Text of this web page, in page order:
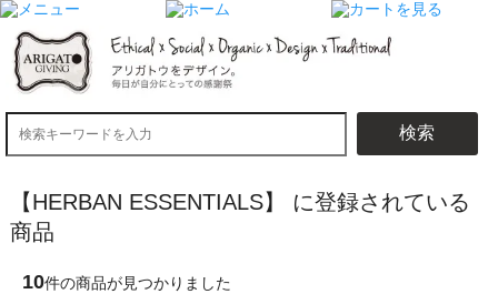
検索
【HERBAN ESSENTIALS】 に登録されている
商品
10件の商品が見つかりました